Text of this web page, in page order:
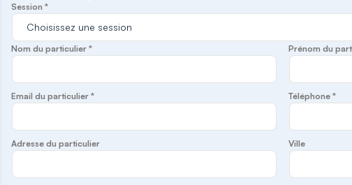
Session *
Nom du particulier * Prénom du
Email du particulier * Téléphone *
Adresse du particulier Ville